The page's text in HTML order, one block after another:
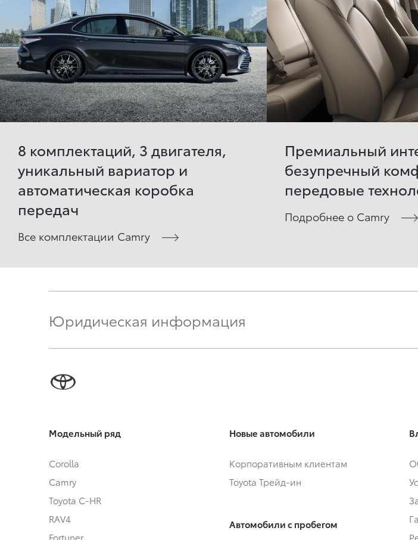
8 комплектаций, 3 двигателя,
уникальный вариатор и
автоматическая коробка
передач
Все комплектации Camry
Премиальный
безупречный
передовые
Подробнее о Camry
Юридическая информация
Модельный ряд
Corolla
Camry
Toyota C-HR
RAV4
Fortuner
Новые автомобили
Корпоративным клиентам
Toyota Трейд-ин
Автомобили с пробегом